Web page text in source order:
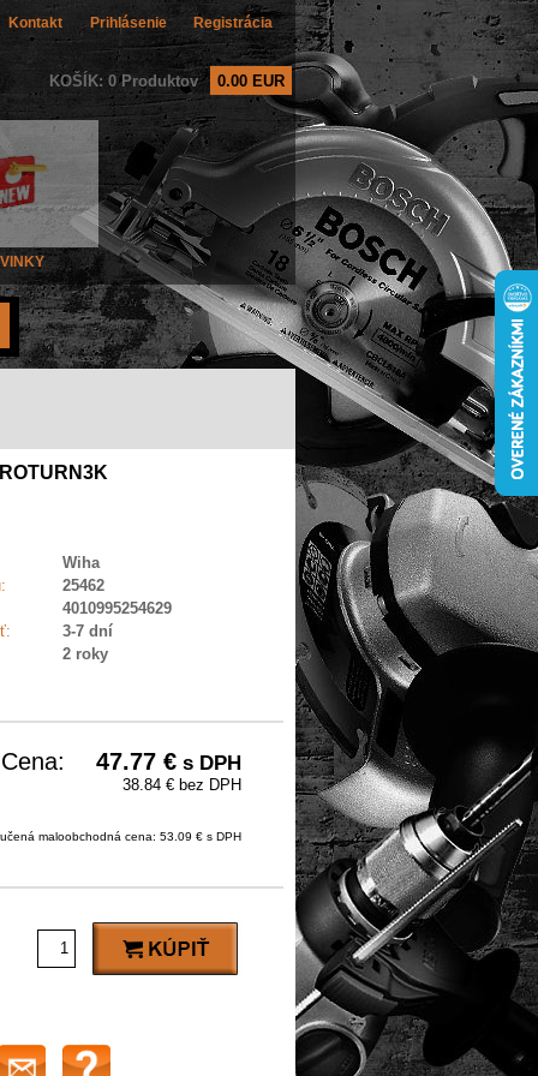
Kontakt Prihlásenie Registrácia
KOŠÍK: 0 Produktov 0.00 EUR
Wiha
25462
4010995254629
3-7 dní
2 roky
Cena: 47.77 € s DPH
38.84 € bez DPH
maloobchodná cena: 53.09 € s DPH